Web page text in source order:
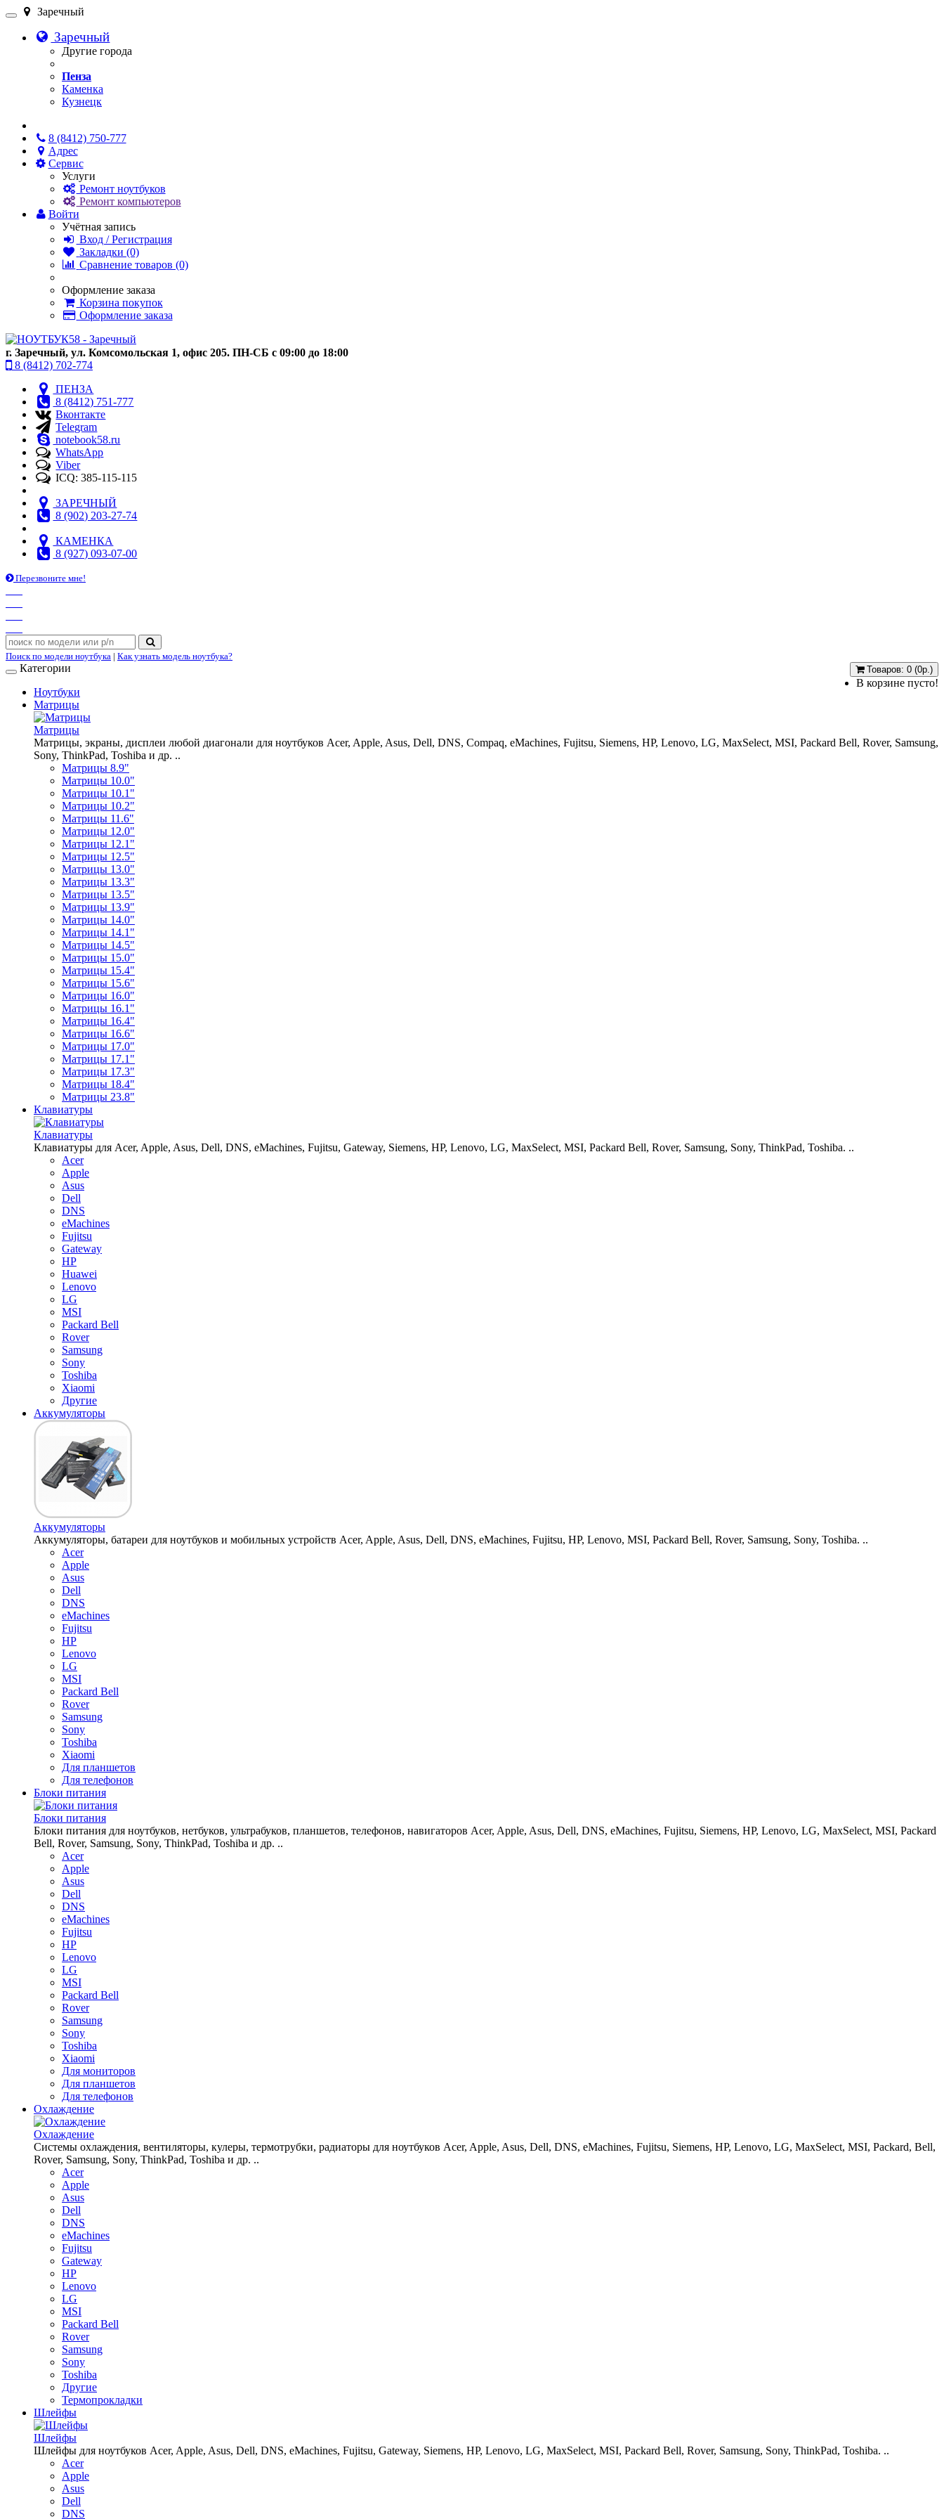
Заречный
Заречный
Другие города
Пенза
Каменка
Кузнецк
8 (8412) 750-777
Адрес
Сервис
Услуги
Ремонт ноутбуков
Ремонт компьютеров
Войти
Учётная запись
Вход / Регистрация
Закладки (0)
Сравнение товаров (0)
Оформление заказа
Корзина покупок
Оформление заказа
г. Заречный, ул. Комсомольская 1, офис 205. ПН-СБ с 09:00 до 18:00
8 (8412) 702-774
ПЕНЗА
8 (8412) 751-777
Вконтакте
Telegram
notebook58.ru
WhatsApp
Viber
ICQ: 385-115-115
ЗАРЕЧНЫЙ
8 (902) 203-27-74
КАМЕНКА
8 (927) 093-07-00
Перезвоните мне!
Поиск по модели ноутбука | Как узнать модель ноутбука?
Товаров: 0 (0р.)
В корзине пусто!
Категории
Ноутбуки
Матрицы
Матрицы
Матрицы, экраны, дисплеи любой диагонали для ноутбуков Acer, Apple, Asus, Dell, DNS, Compaq, eMachines, Fujitsu, Siemens, HP, Lenovo, LG, MaxSelect, MSI, Packard Bell, Rover, Samsung,
Sony, ThinkPad, Toshiba и др. ..
Матрицы 8.9"
Матрицы 10.0"
Матрицы 10.1"
Матрицы 10.2"
Матрицы 11.6"
Матрицы 12.0"
Матрицы 12.1"
Матрицы 12.5"
Матрицы 13.0"
Матрицы 13.3"
Матрицы 13.5"
Матрицы 13.9"
Матрицы 14.0"
Матрицы 14.1"
Матрицы 14.5"
Матрицы 15.0"
Матрицы 15.4"
Матрицы 15.6"
Матрицы 16.0"
Матрицы 16.1"
Матрицы 16.4"
Матрицы 16.6"
Матрицы 17.0"
Матрицы 17.1"
Матрицы 17.3"
Матрицы 18.4"
Матрицы 23.8"
Клавиатуры
Клавиатуры
Клавиатуры для Acer, Apple, Asus, Dell, DNS, eMachines, Fujitsu, Gateway, Siemens, HP, Lenovo, LG, MaxSelect, MSI, Packard Bell, Rover, Samsung, Sony, ThinkPad, Toshiba. ..
Acer
Apple
Asus
Dell
DNS
eMachines
Fujitsu
Gateway
HP
Huawei
Lenovo
LG
MSI
Packard Bell
Rover
Samsung
Sony
Toshiba
Xiaomi
Другие
Аккумуляторы
Аккумуляторы
Аккумуляторы, батареи для ноутбуков и мобильных устройств Acer, Apple, Asus, Dell, DNS, eMachines, Fujitsu, HP, Lenovo, MSI, Packard Bell, Rover, Samsung, Sony, Toshiba. ..
Acer
Apple
Asus
Dell
DNS
eMachines
Fujitsu
HP
Lenovo
LG
MSI
Packard Bell
Rover
Samsung
Sony
Toshiba
Xiaomi
Для планшетов
Для телефонов
Блоки питания
Блоки питания
Блоки питания для ноутбуков, нетбуков, ультрабуков, планшетов, телефонов, навигаторов Acer, Apple, Asus, Dell, DNS, eMachines, Fujitsu, Siemens, HP, Lenovo, LG, MaxSelect, MSI, Packard
Bell, Rover, Samsung, Sony, ThinkPad, Toshiba и др. ..
Acer
Apple
Asus
Dell
DNS
eMachines
Fujitsu
HP
Lenovo
LG
MSI
Packard Bell
Rover
Samsung
Sony
Toshiba
Xiaomi
Для мониторов
Для планшетов
Для телефонов
Охлаждение
Охлаждение
Системы охлаждения, вентиляторы, кулеры, термотрубки, радиаторы для ноутбуков Acer, Apple, Asus, Dell, DNS, eMachines, Fujitsu, Siemens, HP, Lenovo, LG, MaxSelect, MSI, Packard, Bell,
Rover, Samsung, Sony, ThinkPad, Toshiba и др. ..
Acer
Apple
Asus
Dell
DNS
eMachines
Fujitsu
Gateway
HP
Lenovo
LG
MSI
Packard Bell
Rover
Samsung
Sony
Toshiba
Другие
Термопрокладки
Шлейфы
Шлейфы
Шлейфы для ноутбуков Acer, Apple, Asus, Dell, DNS, eMachines, Fujitsu, Gateway, Siemens, HP, Lenovo, LG, MaxSelect, MSI, Packard Bell, Rover, Samsung, Sony, ThinkPad, Toshiba. ..
Acer
Apple
Asus
Dell
DNS